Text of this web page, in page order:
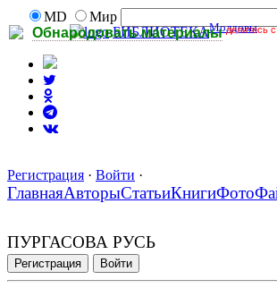
Обнародовать материалы делитесь
MD
Мир
БИБЛИОТЕКАМолдовы
Регистрация · Войти ·
ГлавнаяАвторыСтатьиКнигиФото
ПУРГАСОВА РУСЬ
Регистрация Войти